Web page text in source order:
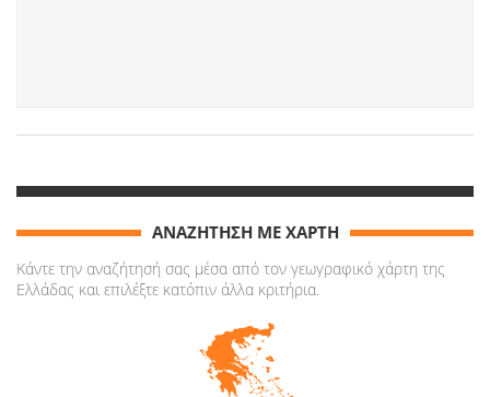
ΑΝΑΖΗΤΗΣΗ ΜΕ ΧΑΡΤΗ
Κάντε την αναζήτησή σας μέσα από τον γεωγραφικό χάρτη της
Ελλάδας και επιλέξτε κατόπιν άλλα κριτήρια.